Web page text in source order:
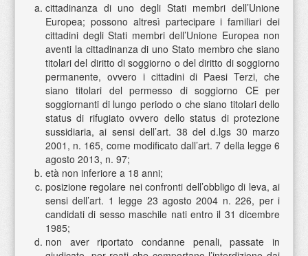
cittadinanza di uno degli Stati membri dell’Unione
Europea; possono altresì partecipare i familiari dei
cittadini degli Stati membri dell’Unione Europea non
aventi la cittadinanza di uno Stato membro che siano
titolari del diritto di soggiorno o del diritto di soggiorno
permanente, ovvero i cittadini di Paesi Terzi, che
siano titolari del permesso di soggiorno CE per
soggiornanti di lungo periodo o che siano titolari dello
status di rifugiato ovvero dello status di protezione
sussidiaria, ai sensi dell’art. 38 del d.lgs 30 marzo
2001, n. 165, come modificato dall’art. 7 della legge 6
agosto 2013, n. 97;
età non inferiore a 18 anni;
posizione regolare nei confronti dell’obbligo di leva, ai
sensi dell’art. 1 legge 23 agosto 2004 n. 226, per i
candidati di sesso maschile nati entro il 31 dicembre
1985;
non aver riportato condanne penali, passate in